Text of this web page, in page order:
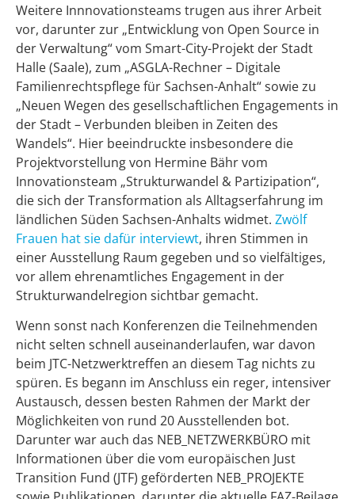
Weitere Innnovationsteams trugen aus ihrer Arbeit
vor, darunter zur „Entwicklung von Open Source in
der Verwaltung“ vom Smart-City-Projekt der Stadt
Halle (Saale), zum „ASGLA-Rechner – Digitale
Familienrechtspflege für Sachsen-Anhalt“ sowie zu
„Neuen Wegen des gesellschaftlichen Engagements in
der Stadt – Verbunden bleiben in Zeiten des
Wandels“. Hier beeindruckte insbesondere die
Projektvorstellung von Hermine Bähr vom
Innovationsteam „Strukturwandel & Partizipation“,
die sich der Transformation als Alltagserfahrung im
ländlichen Süden Sachsen-Anhalts widmet. Zwölf
Frauen hat sie dafür interviewt, ihren Stimmen in
einer Ausstellung Raum gegeben und so vielfältiges,
vor allem ehrenamtliches Engagement in der
Strukturwandelregion sichtbar gemacht.
Wenn sonst nach Konferenzen die Teilnehmenden
nicht selten schnell auseinanderlaufen, war davon
beim JTC-Netzwerktreffen an diesem Tag nichts zu
spüren. Es begann im Anschluss ein reger, intensiver
Austausch, dessen besten Rahmen der Markt der
Möglichkeiten von rund 20 Ausstellenden bot.
Darunter war auch das NEB_NETZWERKBÜRO mit
Informationen über die vom europäischen Just
Transition Fund (JTF) geförderten NEB_PROJEKTE